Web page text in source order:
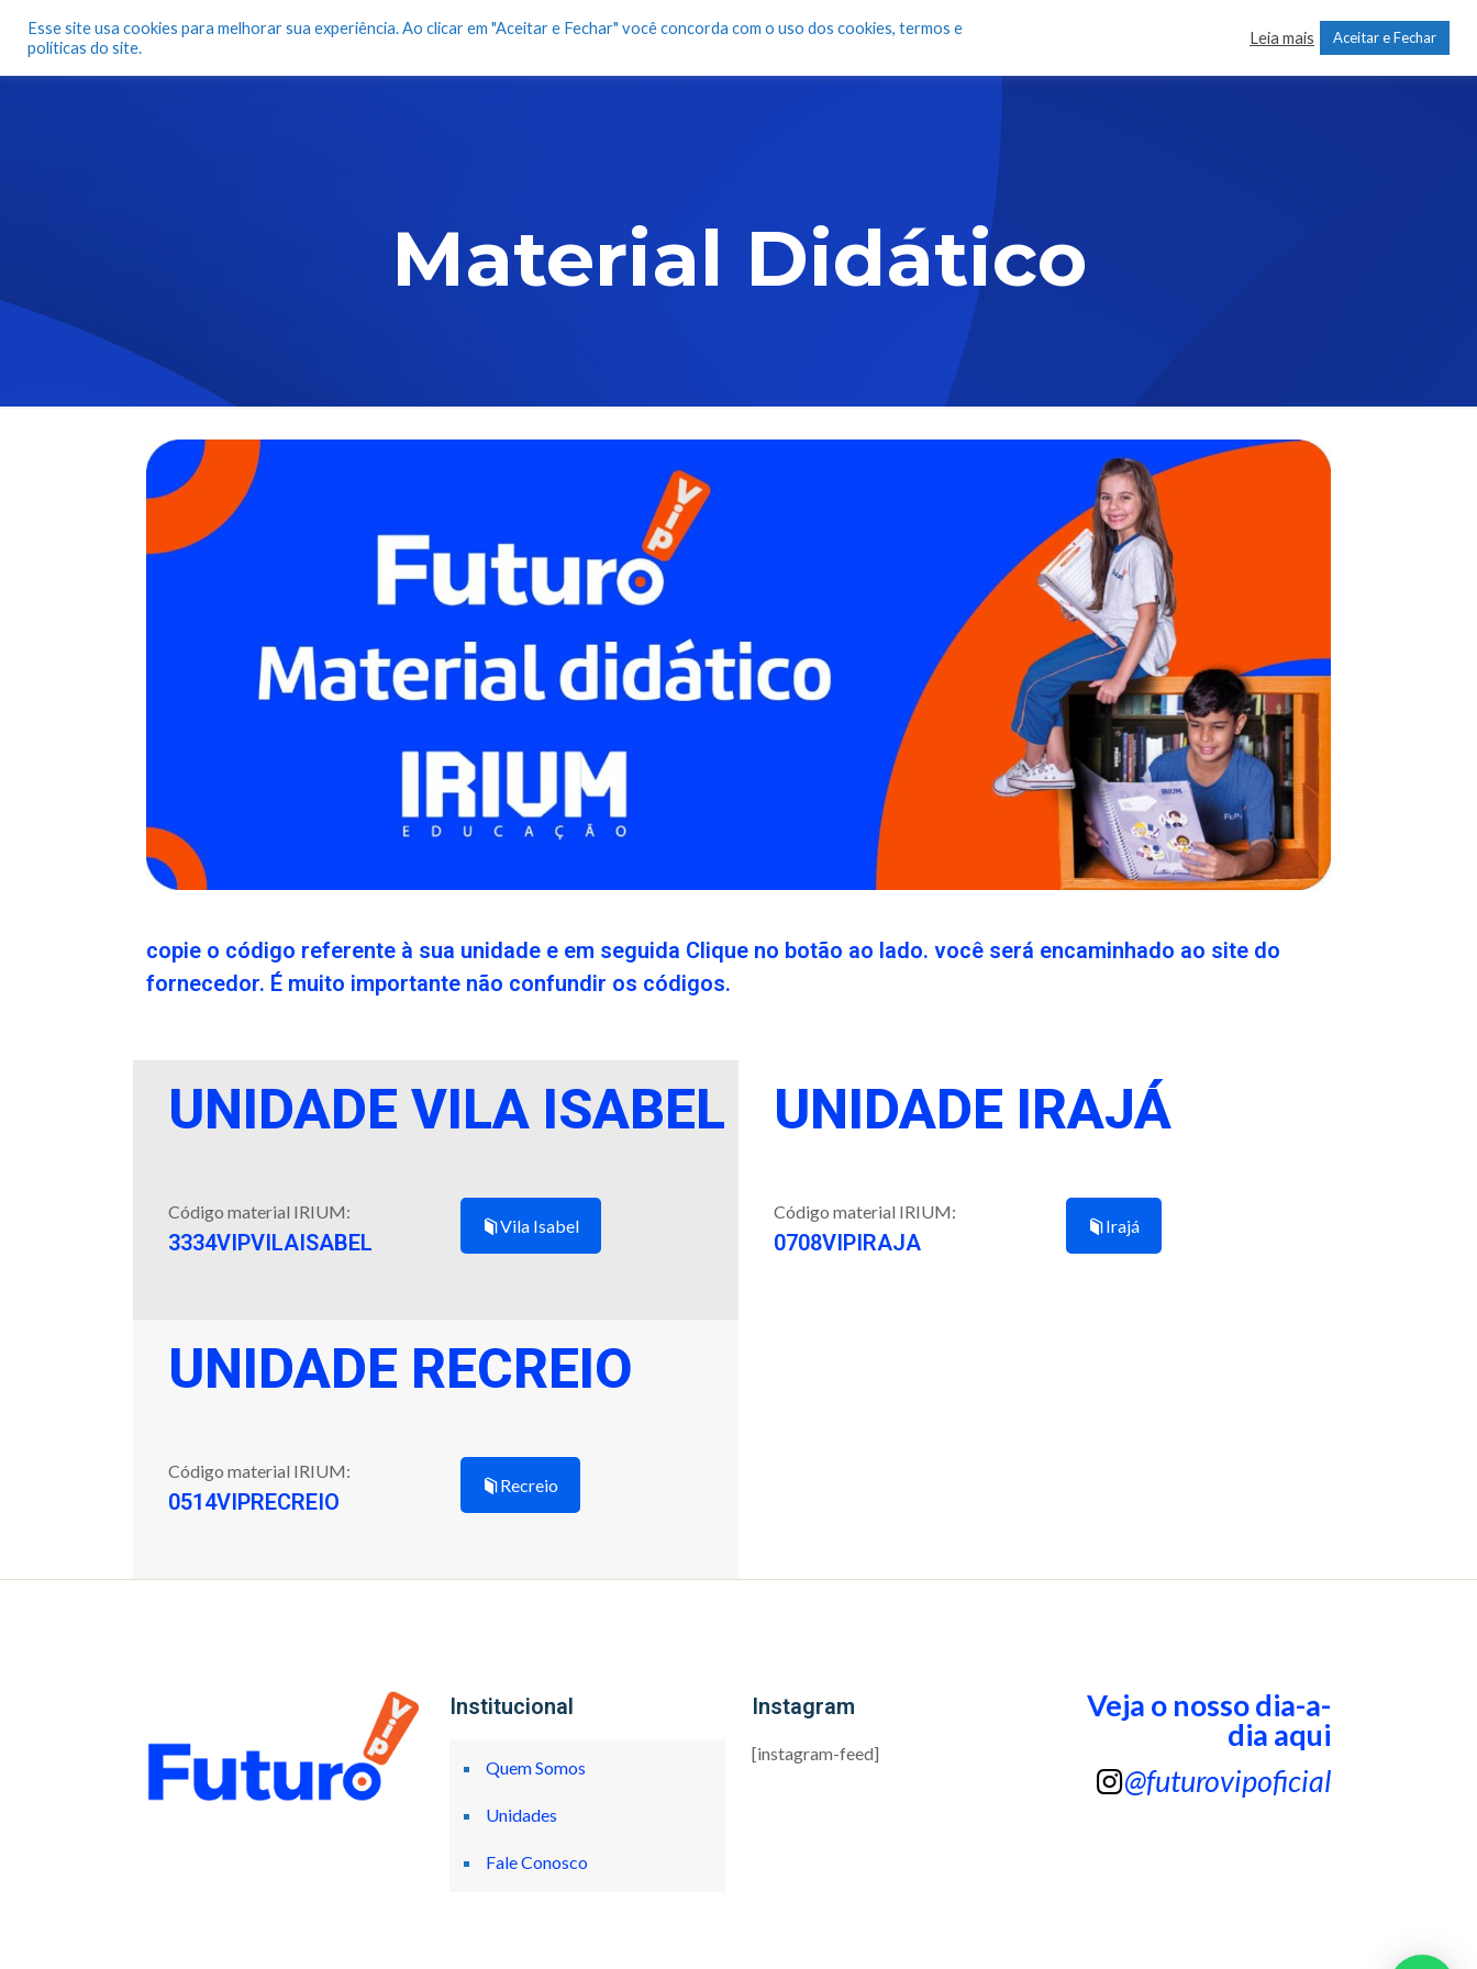
MATRICULE-SE
Material Didático
copie o código referente à sua unidade e em seguida Clique no botão ao lado. você será encaminhado ao site do
fornecedor. É muito importante não confundir os códigos.
UNIDADE VILA ISABEL
Código material IRIUM:
3334VIPVILAISABEL
Vila Isabel
UNIDADE IRAJÁ
Código material IRIUM:
0708VIPIRAJA
Irajá
UNIDADE RECREIO
Código material IRIUM:
0514VIPRECREIO
Recreio
Institucional
Quem Somos
Unidades
Fale Conosco
Instagram
[instagram-feed]
Veja o nosso dia-a-
dia aqui
@futurovipoficial
Esse site usa cookies para melhorar sua experiência. Ao clicar em "Aceitar e Fechar" você concorda com o uso dos cookies, termos e
políticas do site.
Leia mais Aceitar e Fechar